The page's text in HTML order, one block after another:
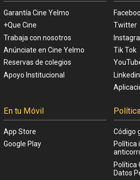
Garantía Cine Yelmo
+Que Cine
Trabaja con nosotros
Anúnciate en Cine Yelmo
Reservas de colegios
Apoyo Institucional
Twitter
Tik Tok
Linkedin
En tu Móvil
App Store
Google Play
Código
Política
Política
Datos